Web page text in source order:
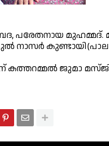
പരേതനായ മുഹമ്മദ്.
നാസർ
ന് കത്തറമ്മൽ ജുമാ